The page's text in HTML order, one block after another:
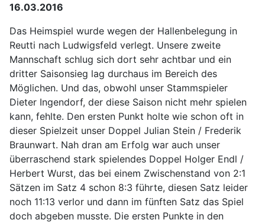
16.03.2016
Das Heimspiel wurde wegen der Hallenbelegung in
Reutti nach Ludwigsfeld verlegt. Unsere zweite
Mannschaft schlug sich dort sehr achtbar und ein
dritter Saisonsieg lag durchaus im Bereich des
Möglichen. Und das, obwohl unser Stammspieler
Dieter Ingendorf, der diese Saison nicht mehr spielen
kann, fehlte. Den ersten Punkt holte wie schon oft in
dieser Spielzeit unser Doppel Julian Stein / Frederik
Braunwart. Nah dran am Erfolg war auch unser
überraschend stark spielendes Doppel Holger Endl /
Herbert Wurst, das bei einem Zwischenstand von 2:1
Sätzen im Satz 4 schon 8:3 führte, diesen Satz leider
noch 11:13 verlor und dann im fünften Satz das Spiel
doch abgeben musste. Die ersten Punkte in den